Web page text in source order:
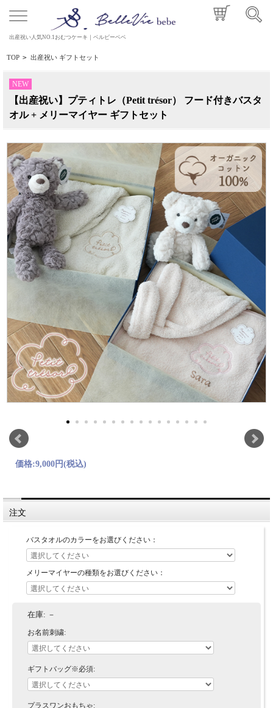
出産祝い人気NO.1おむつケーキ｜ベルビーベベ
TOP > 出産祝い ギフトセット
NEW
【出産祝い】プティトレ（Petit trésor） フード付きバスタ
オル + メリーマイヤー ギフトセット
価格:9,000円(税込)
注文
バスタオルのカラーをお選びください：
メリーマイヤーの種類をお選びください：
在庫: －
お名前刺繍:
ギフトバッグ※必須:
プラスワンおもちゃ: